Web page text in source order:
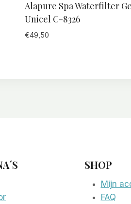
Alapure Spa Waterfilter
Unicel C-8326
€49,50
SHOP
Mijn
FAQ